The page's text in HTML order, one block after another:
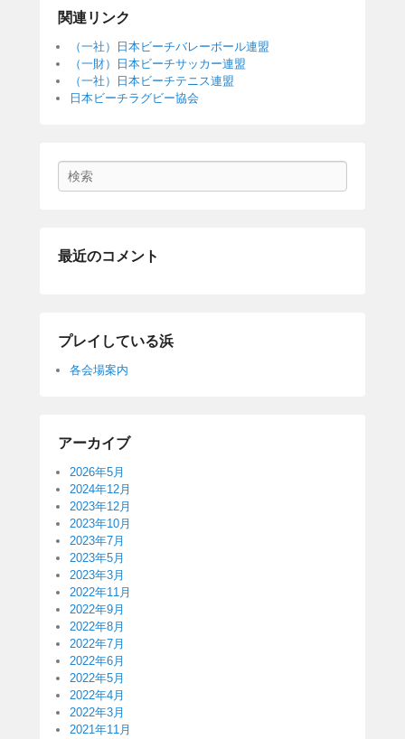
1
日
b
y
b
n
関連リンク
（一社）日本ビーチバレーボール連盟
（一財）日本ビーチサッカー連盟
（一社）日本ビーチテニス連盟
日本ビーチラグビー協会
Search
最近のコメント
プレイしている浜
各会場案内
アーカイブ
2026年5月
2024年12月
2023年12月
2023年10月
2023年7月
2023年5月
2023年3月
2022年11月
2022年9月
2022年8月
2022年7月
2022年6月
2022年5月
2022年4月
2022年3月
2021年11月